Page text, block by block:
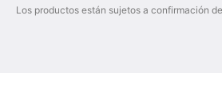
Los productos están sujetos a confirmación